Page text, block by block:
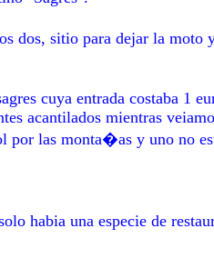
sitio para dejar la moto
cuya entrada costaba 1
acantilados mientras
por las monta�as y uno no
habia una especie de